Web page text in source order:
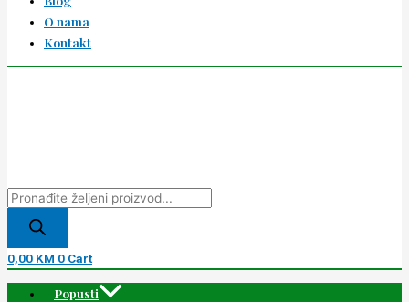
O nama
Kontakt
0,00 KM 0 Cart
Popusti